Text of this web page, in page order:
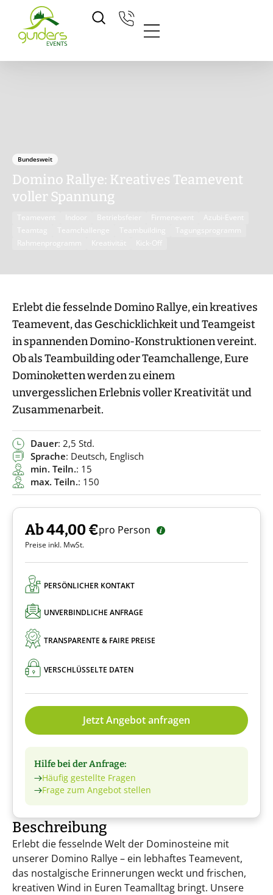
springen
Bundesweit
Domino Rallye: Kreatives Teamevent
voller Spannung
Teamevent Indoor Betriebsfeier Firmenevent
Azubi-Event
Teamtag
Teamchallenge Teambuilding
Tagungsprogramm
Rahmenprogramm
Kreativität Kick-Off
Erlebt die fesselnde Domino Rallye, ein kreatives
Teamevent, das Geschicklichkeit und Teamgeist
in spannenden Domino-Konstruktionen vereint.
Ob als Teambuilding oder Teamchallenge, Eure
Dominoketten werden zu einem
unvergesslichen Erlebnis voller Kreativität und
Zusammenarbeit.
Dauer: 2,5 Std.
Sprache: Deutsch, Englisch
min. Teiln.: 15
max. Teiln.: 150
Ab 44,00 €pro Person
Preise inkl. MwSt.
PERSÖNLICHER KONTAKT
UNVERBINDLICHE ANFRAGE
TRANSPARENTE & FAIRE PREISE
VERSCHLÜSSELTE DATEN
Jetzt Angebot anfragen
Hilfe bei der Anfrage:
Häufig gestellte Fragen
Frage zum Angebot stellen
Beschreibung
Erlebt die fesselnde Welt der Dominosteine mit
unserer Domino Rallye – ein lebhaftes Teamevent,
das nostalgische Erinnerungen weckt und frischen,
kreativen Wind in Euren Teamalltag bringt. Unsere